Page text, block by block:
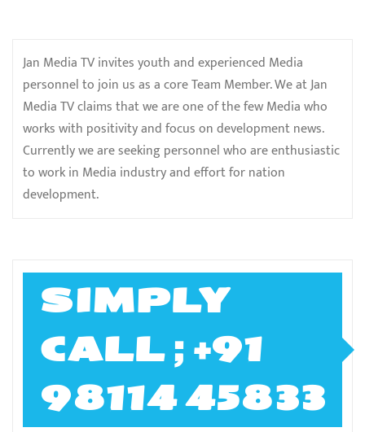
Jan Media TV invites youth and experienced Media
personnel to join us as a core Team Member. We at Jan
Media TV claims that we are one of the few Media who
works with positivity and focus on development news.
Currently we are seeking personnel who are enthusiastic
to work in Media industry and effort for nation
development.
SIMPLY
CALL ; +91
98114 45833